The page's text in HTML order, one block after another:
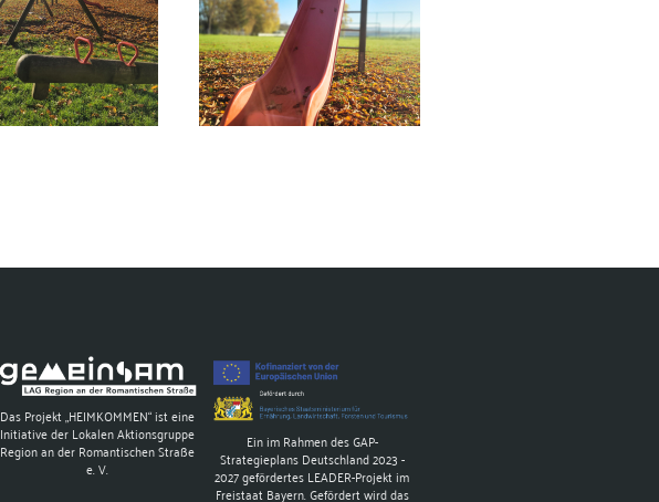
Das Projekt „HEIMKOMMEN“ ist eine
Initiative der Lokalen Aktionsgruppe
Region an der Romantischen Straße
e. V.
Ein im Rahmen des GAP-
Strategieplans Deutschland 2023 -
2027 gefördertes LEADER-Projekt im
Freistaat Bayern. Gefördert wird das